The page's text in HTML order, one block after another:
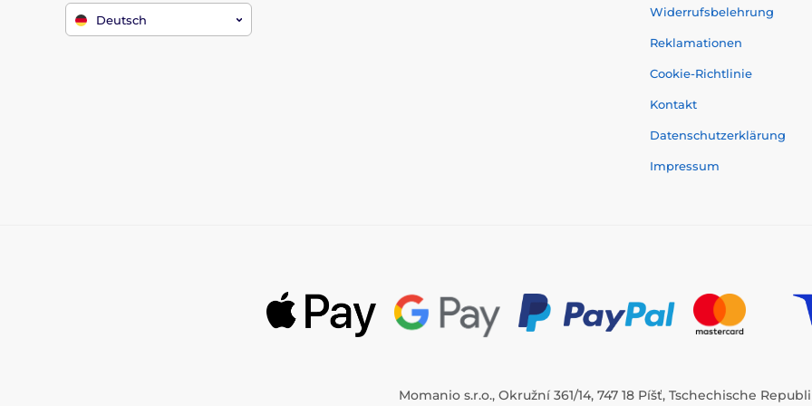
Deutsch
Widerrufsbelehrung
Reklamationen
Cookie-Richtlinie
Kontakt
Datenschutzerklärung
Impressum
Momanio s.r.o., Okružní 361/14, 747 18 Píšť, Tschechische